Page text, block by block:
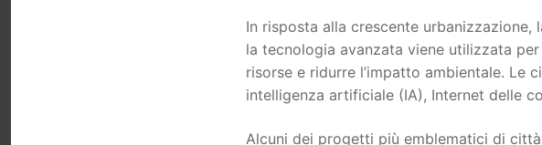
In risposta alla crescente urbanizzazione,
la tecnologia avanzata viene utilizzata
risorse e ridurre l’impatto ambientale. Le
intelligenza artificiale (IA), Internet delle
Alcuni dei progetti più emblematici di